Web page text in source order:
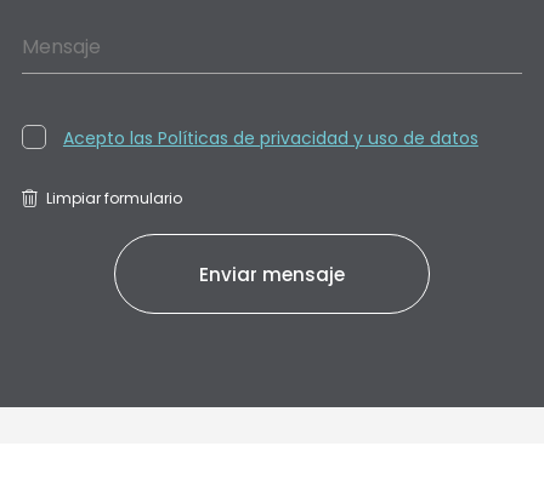
Mensaje
Acepto las Políticas de privacidad y uso de datos
Limpiar formulario